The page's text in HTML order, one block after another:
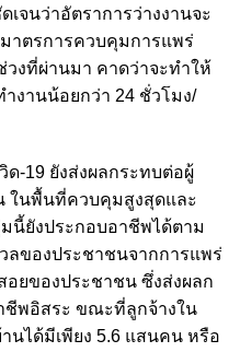
จนว่าอัตราการว่างงานจะ
าตรการควบคุมการแพร่
งที่ผ่านมา คาดว่าจะทำให้
งานน้อยกว่า 24 ชั่วโมง/
-19 ยังส่งผลกระทบต่อผู้
ในพื้นที่ควบคุมสูงสุดและ
มนี้ยังประกอบอาชีพได้ตาม
ลของประชาชนจากการแพร่
อยของประชาชน ซึ่งส่งผลก
ชีพอิสระ ขณะที่ลูกจ้างใน
นได้มีเพียง 5.6 แสนคน หรือ